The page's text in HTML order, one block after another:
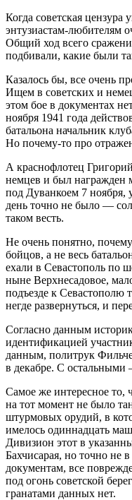
Когда советская
энтузиастам-любителям
Общий ход всего
подбивали, какие были
Казалось бы, все очень
Ищем в советских и
этом бое в документах
ноября 1941 года
батальона начальник
Но почему-то про
А краснофлотец
немцев и был награжден
под Дуванкоем 7 ноября,
день точно не было —
таком весть.
Не очень понятно,
бойцов, а не весь
ехали в Севастополь по
ныне Верхнесадовое,
подъезде к Севастополю
негде развернуться, и
Согласно данным
идентификацией
данным, политрук
в декабре. С остальными
Самое же интересное то,
на тот момент не было
штурмовых орудий, в
имелось одиннадцать
Дивизион этот в
Бахчисарая, но точно не
документам, все
под огонь советской
гранатами данных нет.